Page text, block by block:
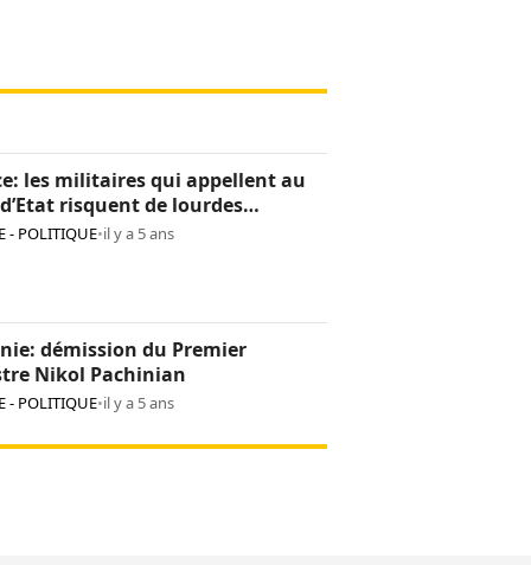
les militaires qui appellent au
risquent de lourdes
- POLITIQUE•il y a 5 ans
démission du Premier
Nikol Pachinian
- POLITIQUE•il y a 5 ans